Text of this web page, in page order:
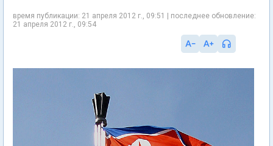
время публикации: 21 апреля 2012 г., 09:51 | последнее обновление:
21 апреля 2012 г., 09:54